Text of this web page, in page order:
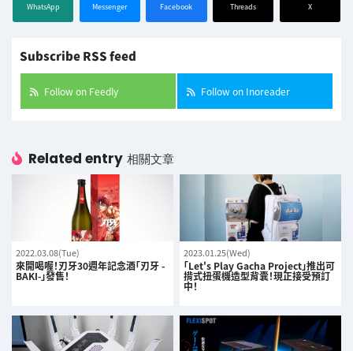
WhatsApp Messenger Facebook Threads X
Subscribe RSS feed
Follow on Feedly Follow on Inoreader
Related entry 相關文章
2022.03.08(Tue)
來開喝喔！刃牙30週年記念酒「刃牙 -
BAKI-」發售！
2023.01.25(Wed)
「Let's Play Gacha Project」推出可
揹式扭蛋機造型背囊！現正接受預訂
中！